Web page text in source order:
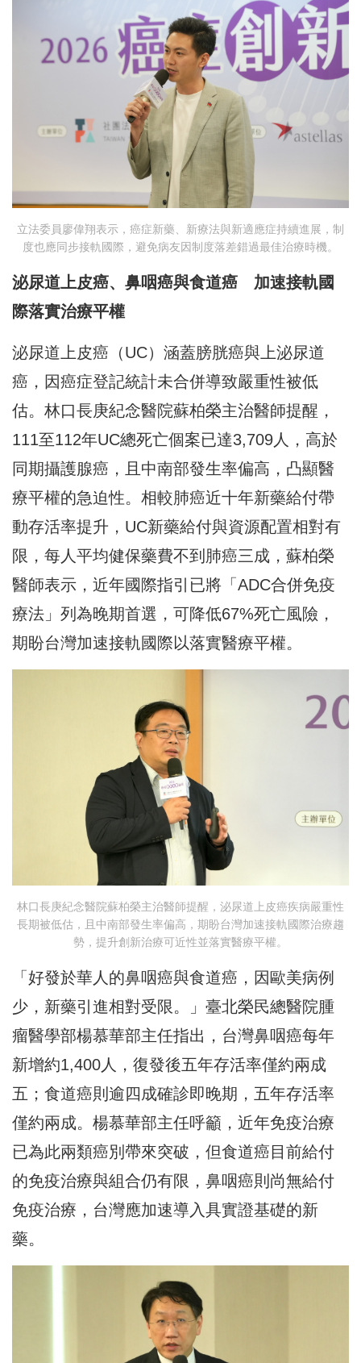
立法委員廖偉翔表示，癌症新藥、新療法與新適應症持續進展，制
度也應同步接軌國際，避免病友因制度落差錯過最佳治療時機。
泌尿道上皮癌、鼻咽癌與食道癌 加速接軌國
際落實治療平權
泌尿道上皮癌（UC）涵蓋膀胱癌與上泌尿道
癌，因癌症登記統計未合併導致嚴重性被低
估。林口長庚紀念醫院蘇柏榮主治醫師提醒，
111至112年UC總死亡個案已達3,709人，高於
同期攝護腺癌，且中南部發生率偏高，凸顯醫
療平權的急迫性。相較肺癌近十年新藥給付帶
動存活率提升，UC新藥給付與資源配置相對有
限，每人平均健保藥費不到肺癌三成，蘇柏榮
醫師表示，近年國際指引已將「ADC合併免疫
療法」列為晚期首選，可降低67%死亡風險，
期盼台灣加速接軌國際以落實醫療平權。
林口長庚紀念醫院蘇柏榮主治醫師提醒，泌尿道上皮癌疾病嚴重性
長期被低估，且中南部發生率偏高，期盼台灣加速接軌國際治療趨
勢，提升創新治療可近性並落實醫療平權。
「好發於華人的鼻咽癌與食道癌，因歐美病例
少，新藥引進相對受限。」臺北榮民總醫院腫
瘤醫學部楊慕華部主任指出，台灣鼻咽癌每年
新增約1,400人，復發後五年存活率僅約兩成
五；食道癌則逾四成確診即晚期，五年存活率
僅約兩成。楊慕華部主任呼籲，近年免疫治療
已為此兩類癌別帶來突破，但食道癌目前給付
的免疫治療與組合仍有限，鼻咽癌則尚無給付
免疫治療，台灣應加速導入具實證基礎的新
藥。